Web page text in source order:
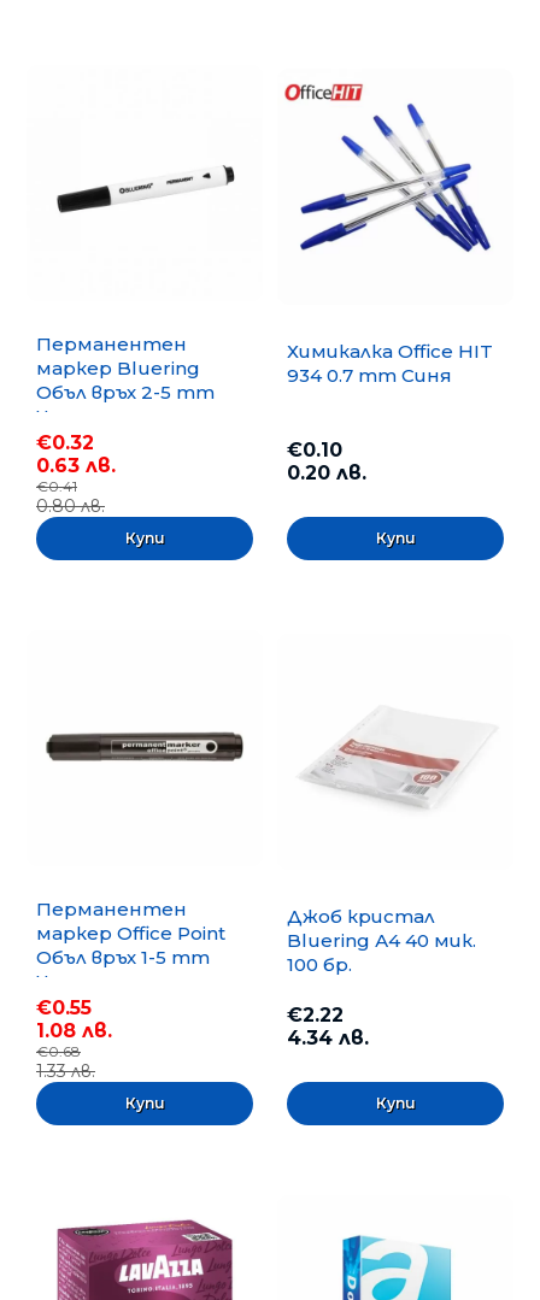
Перманентен
маркер Bluering
Объл връх 2-5 mm
Черен
€0.32
0.63 лв.
€0.41
0.80 лв.
Химикалка Office HIT
934 0.7 mm Синя
€0.10
0.20 лв.
Перманентен
маркер Office Point
Объл връх 1-5 mm
Черен
€0.55
1.08 лв.
€0.68
1.33 лв.
Джоб кристал
Bluering А4 40 мик.
100 бр.
€2.22
4.34 лв.